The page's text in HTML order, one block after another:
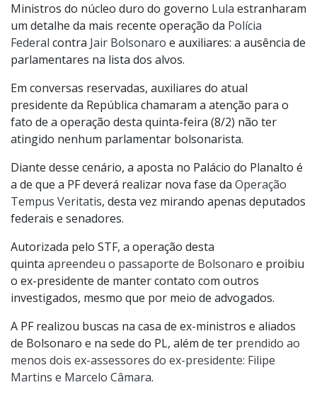
Ministros do núcleo duro do governo Lula estranharam
um detalhe da mais recente operação da Polícia
Federal contra Jair Bolsonaro e auxiliares: a ausência de
parlamentares na lista dos alvos.
Em conversas reservadas, auxiliares do atual
presidente da República chamaram a atenção para o
fato de a operação desta quinta-feira (8/2) não ter
atingido nenhum parlamentar bolsonarista.
Diante desse cenário, a aposta no Palácio do Planalto é
a de que a PF deverá realizar nova fase da Operação
Tempus Veritatis, desta vez mirando apenas deputados
federais e senadores.
Autorizada pelo STF, a operação desta
quinta apreendeu o passaporte de Bolsonaro e proibiu
o ex-presidente de manter contato com outros
investigados, mesmo que por meio de advogados.
A PF realizou buscas na casa de ex-ministros e aliados
de Bolsonaro e na sede do PL, além de ter prendido ao
menos dois ex-assessores do ex-presidente: Filipe
Martins e Marcelo Câmara.